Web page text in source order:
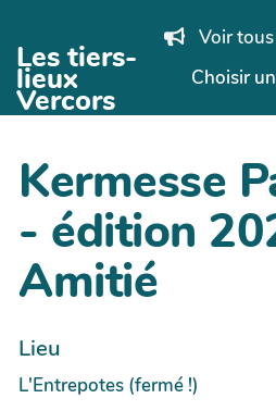
Aller au contenu principal
Les tiers-
lieux
Vercors
Voir
Choisir
Kermesse
- édition
Amitié
Lieu
L'Entrepotes (fermé !)